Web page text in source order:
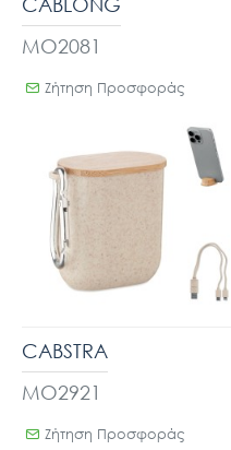
MO2081
Ζήτηση Προσφοράς
MO2921
CABSTRA
Ζήτηση Προσφοράς